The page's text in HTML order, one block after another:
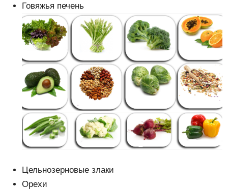
Говяжья печень
Цельнозерновые злаки
Орехи